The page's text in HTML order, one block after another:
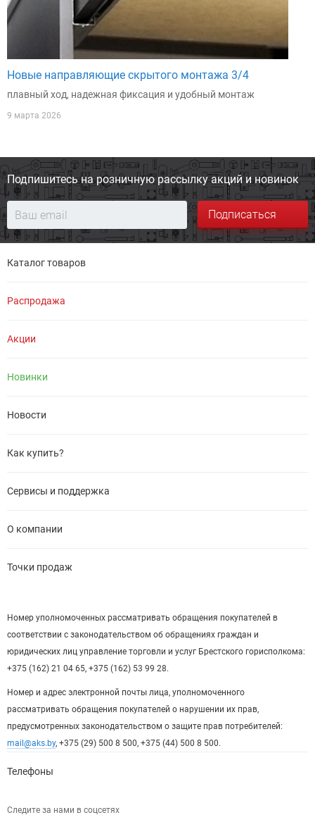
Новые направляющие скрытого монтажа 3/4
плавный ход, надежная фиксация и удобный монтаж
9 марта 2026
Подпишитесь на розничную рассылку акций и новинок
Подписаться
Каталог товаров
Распродажа
Акции
Новинки
Новости
Как купить?
Сервисы и поддержка
О компании
Точки продаж
Номер уполномоченных рассматривать обращения покупателей в
соответствии с законодательством об обращениях граждан и
юридических лиц управление торговли и услуг Брестского горисполкома:
+375 (162) 21 04 65, +375 (162) 53 99 28.
Номер и адрес электронной почты лица, уполномоченного
рассматривать обращения покупателей о нарушении их прав,
предусмотренных законодательством о защите прав потребителей:
mail@aks.by, +375 (29) 500 8 500, +375 (44) 500 8 500.
Телефоны
Следите за нами в соцсетях